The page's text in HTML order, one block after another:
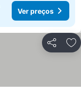
Ver preços
Partilhar